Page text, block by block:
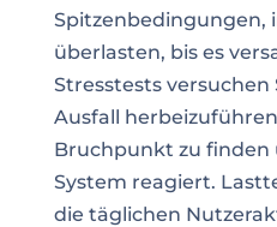
Spitzenbedingungen,
überlasten, bis es
Stresstests versuchen
Ausfall
Bruchpunkt zu finden
System reagiert.
die täglichen